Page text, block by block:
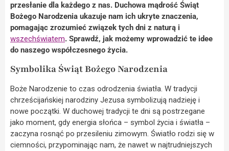
przesłanie dla każdego z nas. Duchowa mądrość Świąt
Bożego Narodzenia ukazuje nam ich ukryte znaczenia,
pomagając zrozumieć związek tych dni z naturą i
wszechświatem. Sprawdź, jak możemy wprowadzić te idee
do naszego współczesnego życia.
Symbolika Świąt Bożego Narodzenia
Boże Narodzenie to czas odrodzenia światła. W tradycji
chrześcijańskiej narodziny Jezusa symbolizują nadzieję i
nowe początki. W duchowej tradycji te dni są postrzegane
jako moment, gdy energia słońca – symbol życia i światła –
zaczyna rosnąć po przesileniu zimowym. Światło rodzi się w
ciemności, przypominając nam, że nawet w najtrudniejszych